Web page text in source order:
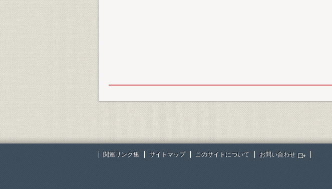
関連リンク集 サイトマップ このサイトについて お問い合わせ